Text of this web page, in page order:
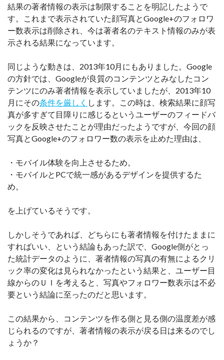
結果の著者情報の表示は制限することを明記したようで
す。これまで表示されていた顔写真とGoogle+のフォロワ
ー数表示は削除され、今は著者名のテキスト情報のみが表
示される結果になっています。
同じような動きは、2013年10月にもありました。Google
の方針では、Googleが良質のコンテンツとみなしたコン
テンツにのみ著者情報を表示していましたが、2013年10
月にその条件を厳しく します。この時は、検索結果に顔写
真が多すぎて目障りに感じるというユーザーのフィードバ
ックを反映させたことが理由だったようですが、今回の顔
写真とGoogle+のフォロワー数の表示を止めた理由は、
・モバイル体験を向上させるため。
・モバイルとPCで統一感があるデザインを提供するた
め。
を上げているそうです。
しかしそうであれば、どちらにも著者情報を付けたままに
すればいい、という結論もあった訳で、Google側がとっ
た統計データのように、著者情報の写真の有無によるクリ
ック率の変化は見られなかったという結果と、ユーザー目
線からのＵＩを考えると、写真やフォロワー数表示は不必
要という結論に至ったのだと思います。
この結果から、コンテンツを作る側と見る側の温度差が感
じられるのですが、著者情報の表示が戻る日は来るのでし
ょうか？